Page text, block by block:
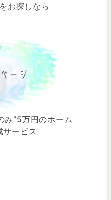
お探しなら
み”5万円のホーム
サービス